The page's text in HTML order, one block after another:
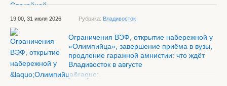
19:00, 31 июля 2026 Рубрика: Владивосток
Ограничения ВЭФ, открытие набережной у
«Олимпийца», завершение приёма в вузы,
продление гаражной амнистии: что ждёт
Владивосток в августе